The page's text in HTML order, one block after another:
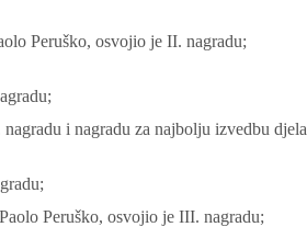
Peruško, osvojio je II. nagradu;
i nagradu za najbolju izvedbu djela
Peruško, osvojio je III. nagradu;